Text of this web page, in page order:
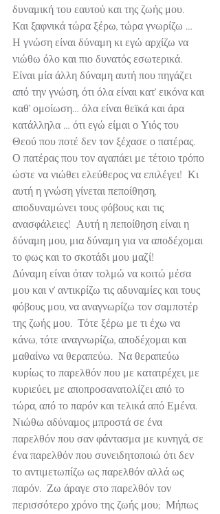
δυναμική του εαυτού και της ζωής μου.
Και ξαφνικά τώρα ξέρω, τώρα γνωρίζω …
Η γνώση είναι δύναμη κι εγώ αρχίζω να
νιώθω όλο και πιο δυνατός εσωτερικά.
Είναι μία άλλη δύναμη αυτή που πηγάζει
από την γνώση, ότι όλα είναι κατ’ εικόνα και
καθ’ ομοίωση… όλα είναι θεϊκά και άρα
κατάλληλα … ότι εγώ είμαι ο Υιός του
Θεού που ποτέ δεν τον ξέχασε ο πατέρας.
Ο πατέρας που τον αγαπάει με τέτοιο τρόπο
ώστε να νιώθει ελεύθερος να επιλέγει!  Κι
αυτή η γνώση γίνεται πεποίθηση,
αποδυναμώνει τους φόβους και τις
ανασφάλειες!  Αυτή η πεποίθηση είναι η
δύναμη μου, μια δύναμη για να αποδέχομαι
το φως και το σκοτάδι μου μαζί!
Δύναμη είναι όταν τολμώ να κοιτώ μέσα
μου και ν’ αντικρίζω τις αδυναμίες και τους
φόβους μου, να αναγνωρίζω τον σαμποτέρ
της ζωής μου.  Τότε ξέρω με τι έχω να
κάνω, τότε αναγνωρίζω, αποδέχομαι και
μαθαίνω να θεραπεύω.  Να θεραπεύω
κυρίως το παρελθόν που με κατατρέχει, με
κυριεύει, με αποπροσανατολίζει από το
τώρα, από το παρόν και τελικά από Εμένα.
Νιώθω αδύναμος μπροστά σε ένα
παρελθόν που σαν φάντασμα με κυνηγά, σε
ένα παρελθόν που συνειδητοποιώ ότι δεν
το αντιμετωπίζω ως παρελθόν αλλά ως
παρόν.  Ζω άραγε στο παρελθόν τον
περισσότερο χρόνο της ζωής μου;  Μήπως